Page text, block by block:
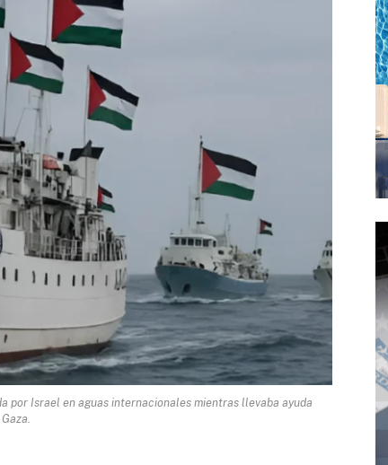
por Israel en aguas internacionales mientras llevaba ayuda